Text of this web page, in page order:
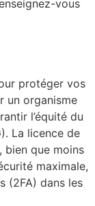
vous
protéger vos
un organisme
l’équité du
La licence de
bien que moins
maximale,
(2FA) dans les